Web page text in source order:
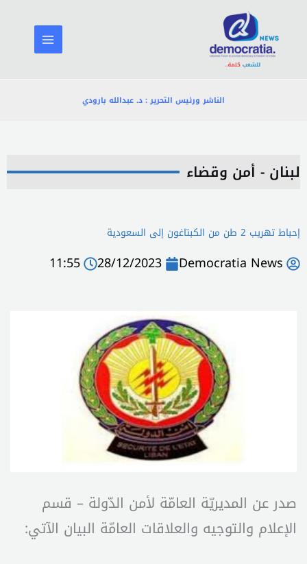
المحتوى
الناشر ورئيس التحرير : د. عبدالله بارودي
لبنان - أمن وقضاء
إحباط تهريب 2 طن من الكبتاغون إلى السعودية
Democratia News
28/12/2023
11:55
صدر عن المديريّة العامّة لأمن الدّولة – قسم
الإعلام والتوجيه والعلاقات العامّة البيان الآتي: